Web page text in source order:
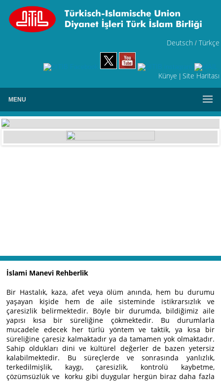
Deutsch / Türkçe
Künye Site Haritası
MENU
İslami Manevi Rehberlik
Bir Hastalık, kaza, afet veya ölüm anında, hem bu durumu
yaşayan kişide hem de aile sisteminde istikrarsızlık ve
çaresizlik belirmektedir. Böyle bir durumda, bildiğimiz aile
yapısı kısa bir süreliğine çökmektedir. Bu durumlarla
mucadele edecek her türlü yöntem ve taktik, ya kısa bir
süreliğine çaresiz kalmaktadır ya da tamamen yok olmaktadır.
Sahip oldukları dini ve kültürel değerler de bazen yetersiz
kalabilmektedir. Bu süreçlerde ve sonrasında yanlızlık,
terkedilmişlik, kaygı, çaresizlik, kontrolü kaybetme,
çözümsüzlük ve korku gibi duygular hergün biraz daha fazla